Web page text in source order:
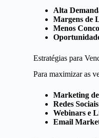
Alta
Margens de
Menos
Estratégias para
Para maximizar as
Marketing
Redes
Webinars e
Email